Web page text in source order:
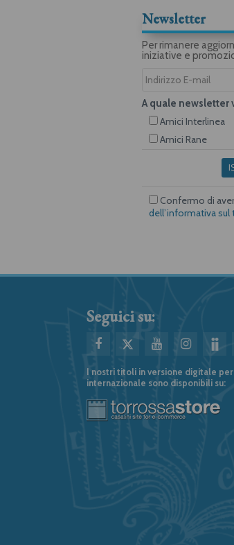
Newsletter
Per rimanere
iniziative e
A quale newsletter
Amici Interlinea
Amici Rane
Confermo di
dell’informativa
Seguici su:
I nostri titoli in versione digitale
internazionale sono disponibili su: